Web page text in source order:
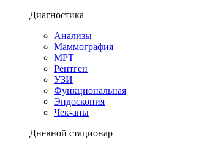
Диагностика
Анализы
Маммография
МРТ
Рентген
УЗИ
Функциональная
Эндоскопия
Чек-апы
Дневной стационар